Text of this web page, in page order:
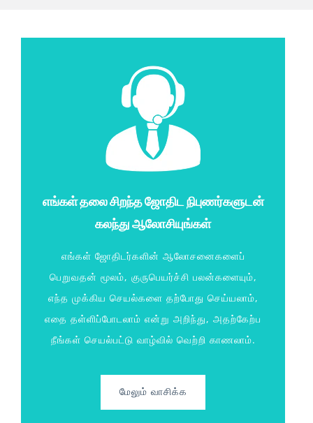
எங்கள் தலை சிறந்த ஜோதிட நிபுணர்களுடன்
கலந்து ஆலோசியுங்கள்
எங்கள் ஜோதிடர்களின் ஆலோசனைகளைப்
பெறுவதன் மூலம், குருபெயர்ச்சி பலன்களையும்,
எந்த முக்கிய செயல்களை தற்போது செய்யலாம்,
எதை தள்ளிப்போடலாம் என்று அறிந்து, அதற்கேற்ப
நீங்கள் செயல்பட்டு வாழ்வில் வெற்றி காணலாம்.
மேலும் வாசிக்க